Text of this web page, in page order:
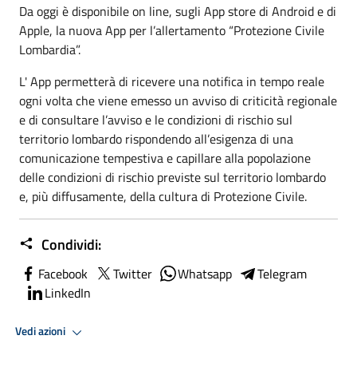
Da oggi è disponibile on line, sugli App store di Android e di
Apple, la nuova App per l’allertamento “Protezione Civile
Lombardia”.
L' App permetterà di ricevere una notifica in tempo reale
ogni volta che viene emesso un avviso di criticità regionale
e di consultare l’avviso e le condizioni di rischio sul
territorio lombardo rispondendo all’esigenza di una
comunicazione tempestiva e capillare alla popolazione
delle condizioni di rischio previste sul territorio lombardo
e, più diffusamente, della cultura di Protezione Civile.
Condividi:
Facebook Twitter Whatsapp
Telegram
LinkedIn
Vedi azioni